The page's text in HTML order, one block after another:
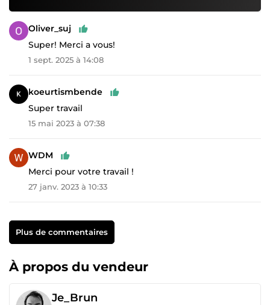
Oliver_suj
Super! Merci a vous!
1 sept. 2025 à 14:08
koeurtismbende
Super travail
15 mai 2023 à 07:38
WDM
Merci pour votre travail !
27 janv. 2023 à 10:33
Plus de commentaires
À propos du vendeur
Je_Brun